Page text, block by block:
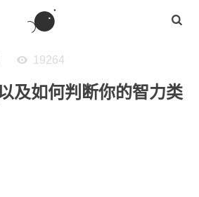
19264
及如何判断你的智力类